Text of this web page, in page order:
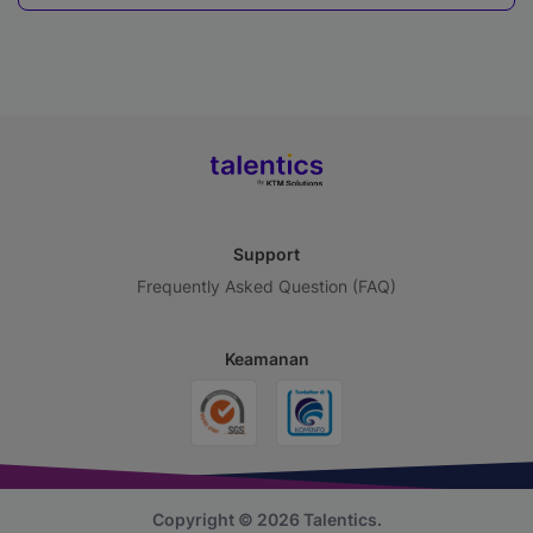
Support
Frequently Asked Question (FAQ)
Keamanan
Copyright © 2026 Talentics.